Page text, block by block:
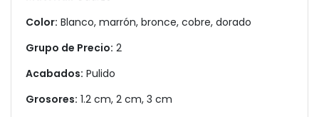
Color: Blanco, marrón, bronce, cobre, dorado
Grupo de Precio: 2
Acabados: Pulido
Grosores: 1.2 cm, 2 cm, 3 cm